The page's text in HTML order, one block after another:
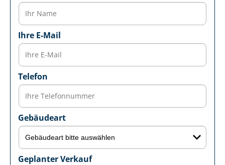
Ihre E-Mail
Telefon
Gebäudeart
Geplanter Verkauf